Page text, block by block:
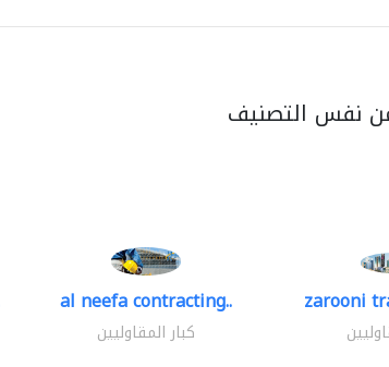
نفس التصنيف
al neefa contracting..
كبار المقاوليين
zarooni